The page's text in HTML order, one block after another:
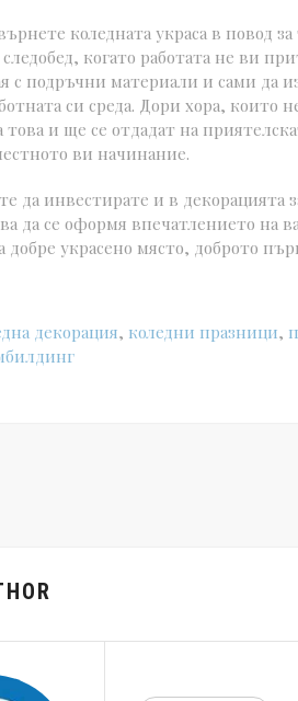
коледната украса в повод
когато работата не ви
с подръчни материали и сами да
си среда. Дори хора, които
това и ще се отдадат на
ви начинание.
да инвестирате и в
да се оформя впечатлението на
добре украсено място, доброто
декорация, коледни празници,